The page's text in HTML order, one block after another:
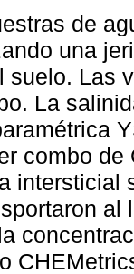
de
una
suelo. Las
La
combo
intersticial
al